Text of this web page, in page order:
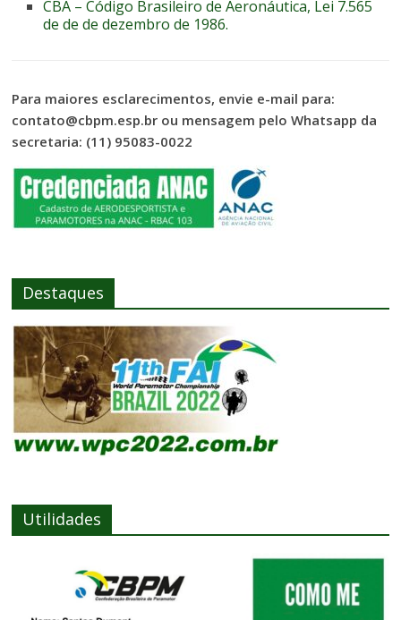
CBA – Código Brasileiro de Aeronáutica, Lei 7.565
de de de dezembro de 1986.
Para maiores esclarecimentos, envie e-mail para:
contato@cbpm.esp.br ou mensagem pelo Whatsapp da
secretaria: (11) 95083-0022
Destaques
Utilidades